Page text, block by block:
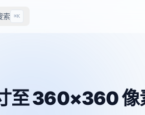
索 ⌘K
至 360×360 像